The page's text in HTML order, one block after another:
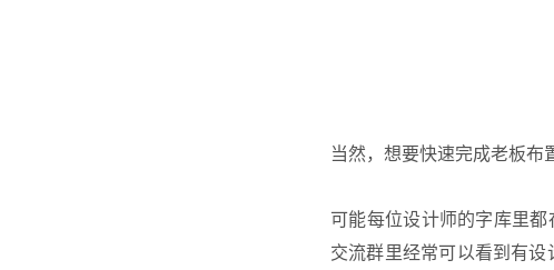
当然，想要快速完成老板布
可能每位设计师的字库里
交流群里经常可以看到有